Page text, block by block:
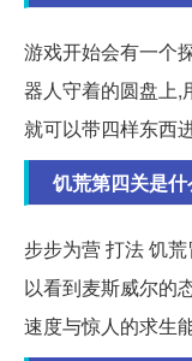
游戏开始会有一个
器人守着的圆盘上,
就可以带四样东西
饥荒第四关是
步步为营 打法 饥
以看到麦斯威尔的
速度与惊人的求生